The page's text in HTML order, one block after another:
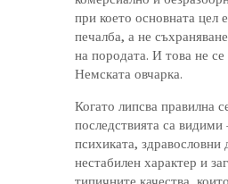
при което основната цел
печалба, а не
на породата. И това не се
Немската овчарка.
Когато липсва правилна
последствията са
психиката, здравословни
нестабилен характер и